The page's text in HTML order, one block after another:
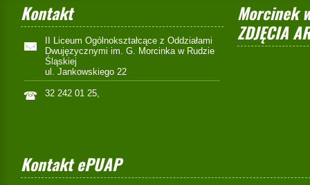
Kontakt
II Liceum Ogólnokształcące z Oddziałami
Dwujęzycznymi im. G. Morcinka w Rudzie
Śląskiej
ul. Jankowskiego 22
32 242 01 25,
Morcinek
ZDJĘCIA
Kontakt ePUAP